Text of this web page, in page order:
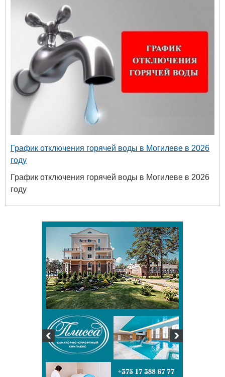
График отключения горячей воды в Могилеве в 2026
году
График отключения горячей воды в Могилеве в 2026
году